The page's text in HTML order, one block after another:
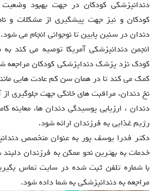
دندانپزشکی کودکان در جهت بهبود
کودکان و نیز جهت پیشگیری از مشکلات و
دندان در سنین پایین تا نوجوانی انجام می شود.
انجمن دندانپزشکی آمریکا توصیه می کند
کودک نزد پزشک دنداپزشکی کودکان مراجعه
کمک می کند تا در همان سن کم عادت هایی
نخ دندان، مراقبت های خانگی جهت جلوگیری
دندان ، ارزیابی پوسیدگی دندان ها، معاینه
رژیم غذایی به فرزندان ارائه شود.
دکتر فدرا یوسف پور به عنوان متخصص
خدمات به بهترین نحو ممکن به فرزندان
با شماره تلفن ثبت شده در سایت تماس
مراجعه به دندانپزشکی به شما داده شود.